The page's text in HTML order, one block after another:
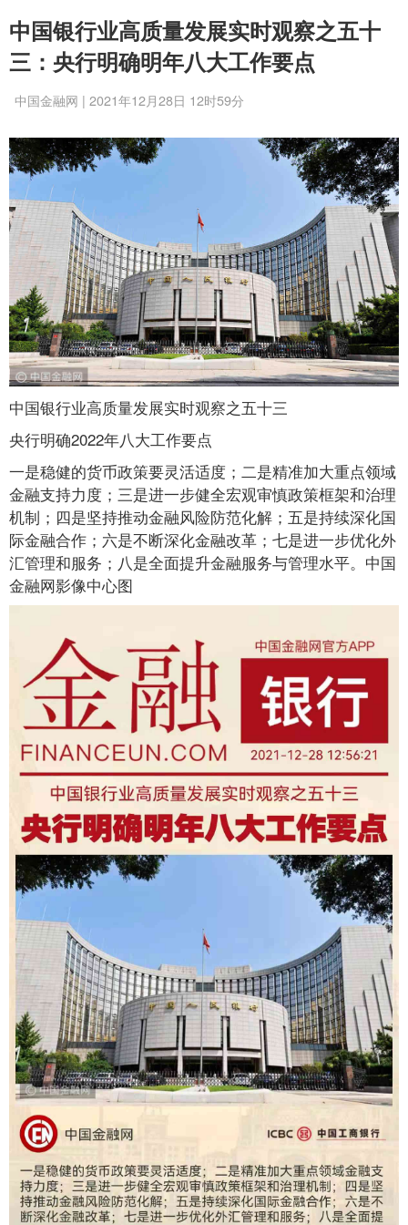
中国银行业高质量发展实时观察之五十
三：央行明确明年八大工作要点
中国金融网 | 2021年12月28日 12时59分
中国银行业高质量发展实时观察之五十三
央行明确2022年八大工作要点
一是稳健的货币政策要灵活适度；二是精准加大重点领域
金融支持力度；三是进一步健全宏观审慎政策框架和治理
机制；四是坚持推动金融风险防范化解；五是持续深化国
际金融合作；六是不断深化金融改革；七是进一步优化外
汇管理和服务；八是全面提升金融服务与管理水平。中国
金融网影像中心图